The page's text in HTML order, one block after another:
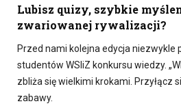
Lubisz quizy, szybkie
zwariowanej rywalizacji?
Przed nami kolejna edycja niezwykle
studentów WSIiZ konkursu wiedzy.
zbliża się wielkimi krokami. Przyłącz
zabawy.